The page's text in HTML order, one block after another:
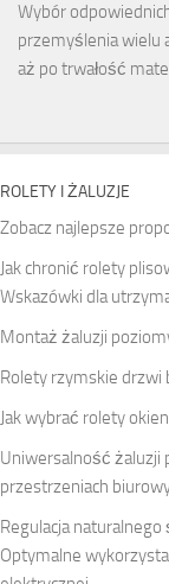
Wybór
przemyślenia wielu
aż po trwałość
ROLETY I ŻALUZJE
Zobacz najlepsze
Jak chronić rolety
Wskazówki dla
Montaż żaluzji
Rolety rzymskie drzwi
Jak wybrać rolety
Uniwersalność żaluzji
przestrzeniach
Regulacja naturalnego
Optymalne